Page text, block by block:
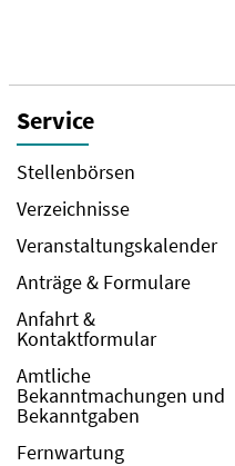
Service
Stellenbörsen
Verzeichnisse
Veranstaltungskalender
Anträge & Formulare
Anfahrt &
Kontaktformular
Amtliche
Bekanntmachungen und
Bekanntgaben
Fernwartung